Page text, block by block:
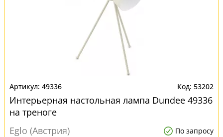
49336 53202
Интерьерная настольная лампа Dundee 49336
на треноге
Eglo (Австрия)
По запросу